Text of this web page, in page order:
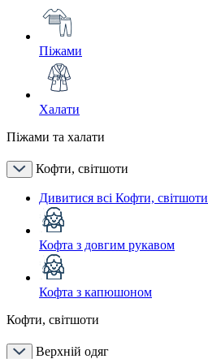
Піжами
Халати
Піжами та халати
Кофти, світшоти
Дивитися всі Кофти, світшоти
Кофта з довгим рукавом
Кофта з капюшоном
Кофти, світшоти
Верхній одяг